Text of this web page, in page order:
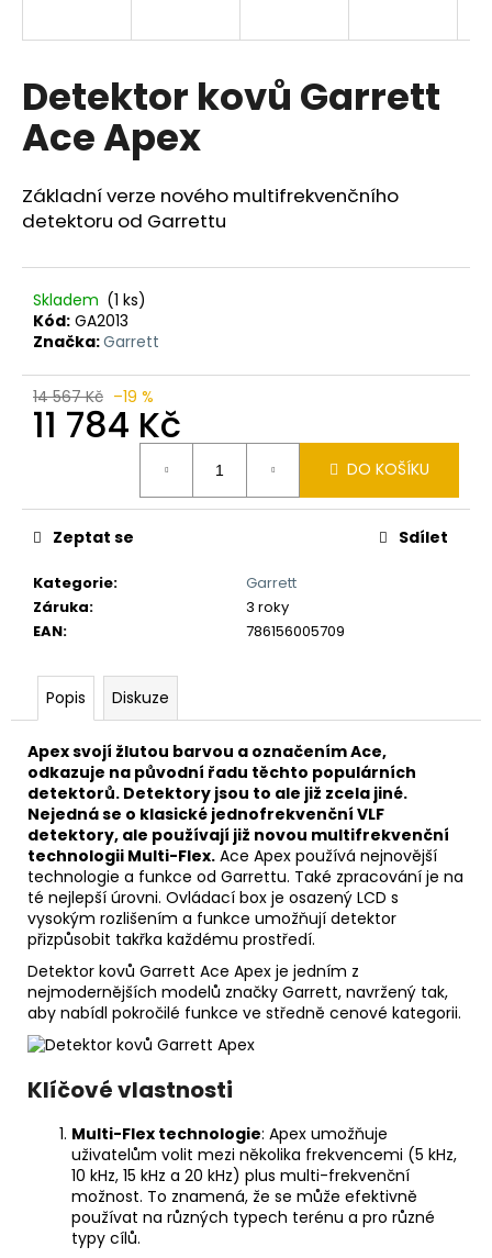
Detektor kovů Garrett
Ace Apex
Základní verze nového multifrekvenčního
detektoru od Garrettu
Skladem (1 ks)
Kód: GA2013
Značka:Garrett
14 567 Kč –19 %
11 784 Kč
DO KOŠÍKU
Kategorie:
Garrett
Záruka:
3 roky
EAN: 786156005709
Zeptat se Sdílet
Popis Diskuze
Apex svojí žlutou barvou a označením Ace,
odkazuje na původní řadu těchto populárních
detektorů. Detektory jsou to ale již zcela jiné.
Nejedná se o klasické jednofrekvenční VLF
detektory, ale používají již novou multifrekvenční
technologii Multi-Flex. Ace Apex používá nejnovější
technologie a funkce od Garrettu. Také zpracování je na
té nejlepší úrovni. Ovládací box je osazený LCD s
vysokým rozlišením a funkce umožňují detektor
přizpůsobit takřka každému prostředí.
Detektor kovů Garrett Ace Apex je jedním z
nejmodernějších modelů značky Garrett, navržený tak,
aby nabídl pokročilé funkce ve středně cenové kategorii.
Klíčové vlastnosti
Multi-Flex technologie: Apex umožňuje
uživatelům volit mezi několika frekvencemi (5 kHz,
10 kHz, 15 kHz a 20 kHz) plus multi-frekvenční
možnost. To znamená, že se může efektivně
používat na různých typech terénu a pro různé
typy cílů.
í
t
?
D
o
p
o
u
m
e
DETEKTOR
KOVU
MINELAB
700
(DOHLEDÁVAČKA
MINELAB
PRO-
FIND
40
ZDARMA)
21
990
Kč
Původně:
22
490
Kč